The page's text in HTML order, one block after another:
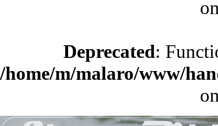
Deprecated:
/home/m/malaro/www/